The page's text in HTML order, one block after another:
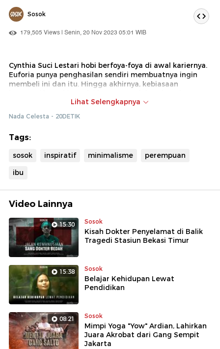
Sosok
179,505 Views | Senin, 20 Nov 2023 05:01 WIB
Cynthia Suci Lestari hobi berfoya-foya di awal kariernya.
Euforia punya penghasilan sendiri membuatnya ingin
membeli ini dan itu. Hingga akhirnya, kebiasaan
hidupnya: kondisi finansial dan kesehatan mental yang
menurun. Dalam usaha memperbaiki hidup kala itu,
Cynthia menemukan cara hidup baru yang
Lihat Selengkapnya
Nada Celesta - 20DETIK
Tags:
sosok inspiratif minimalisme
perempuan
ibu
Video Lainnya
15:30 Sosok
Kisah Dokter Penyelamat di Balik
Tragedi Stasiun Bekasi Timur
15:38 Sosok
Belajar Kehidupan Lewat
Pendidikan
08:21 Sosok
Mimpi Yoga "Yow" Ardian, Lahirkan
Juara Akrobat dari Gang Sempit
Jakarta